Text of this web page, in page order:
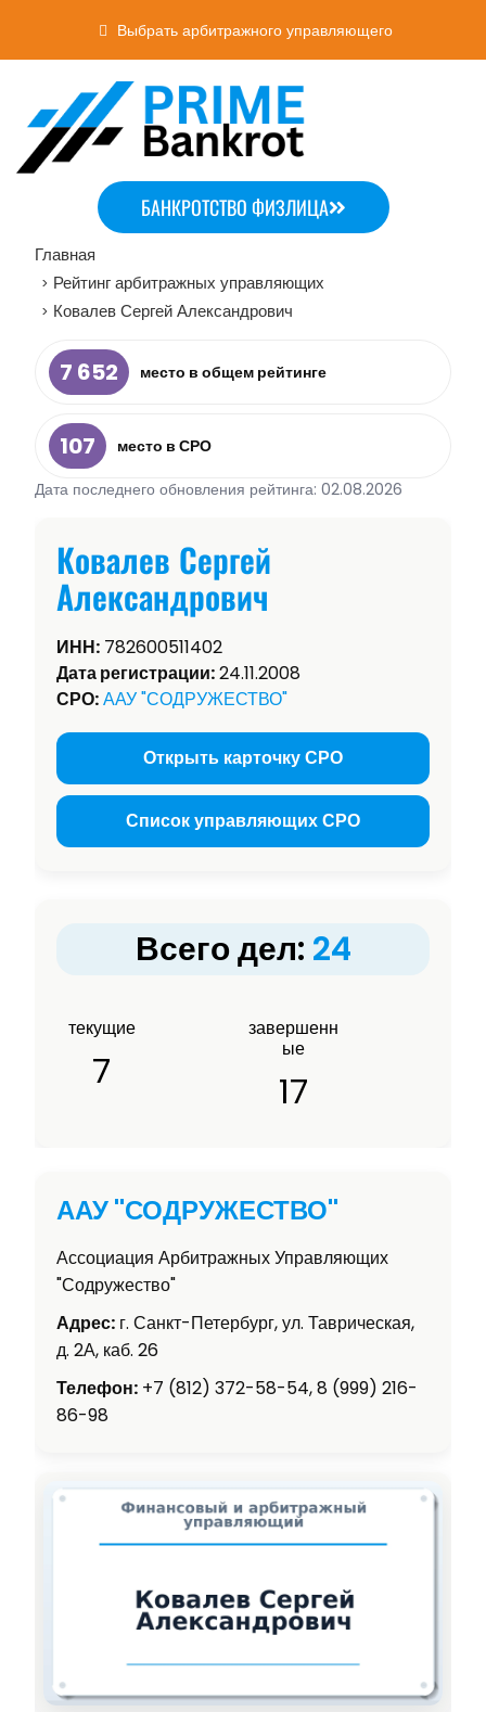
Выбрать арбитражного управляющего
БАНКРОТСТВО ФИЗЛИЦА
Главная
> Рейтинг арбитражных управляющих
> Ковалев Сергей Александрович
7 652 место в общем рейтинге
107
место в СРО
Дата последнего обновления рейтинга: 02.08.2026
Ковалев Сергей
Александрович
ИНН: 782600511402
Дата регистрации:24.11.2008
СРО:ААУ "СОДРУЖЕСТВО"
Открыть карточку СРО
Список управляющих СРО
Всего дел: 24
текущие
7
завершенн
ые
17
ААУ "СОДРУЖЕСТВО"
Ассоциация Арбитражных Управляющих
"Содружество"
Адрес: г. Санкт-Петербург, ул. Таврическая,
д. 2А, каб. 26
Телефон: +7 (812) 372-58-54, 8 (999) 216-
86-98